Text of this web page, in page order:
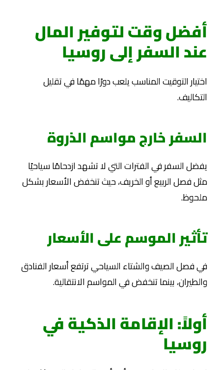
أفضل وقت لتوفير المال
عند السفر إلى روسيا
اختيار التوقيت المناسب يلعب دورًا مهمًا في تقليل
التكاليف.
السفر خارج مواسم الذروة
يفضل السفر في الفترات التي لا تشهد ازدحامًا سياحيًا
مثل فصل الربيع أو الخريف، حيث تنخفض الأسعار بشكل
ملحوظ.
تأثير الموسم على الأسعار
في فصل الصيف والشتاء السياحي ترتفع أسعار الفنادق
والطيران، بينما تنخفض في المواسم الانتقالية.
أولاً: الإقامة الذكية في
روسيا